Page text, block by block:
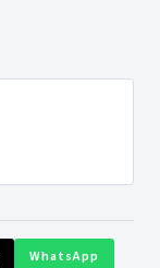
WhatsApp